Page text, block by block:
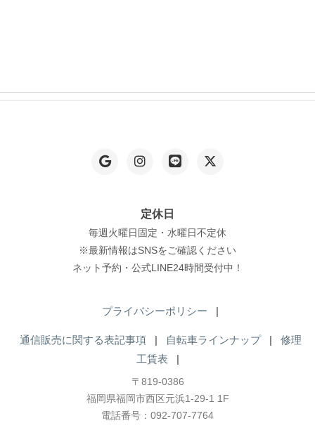
定休日
毎週火曜日固定・水曜日不定休
※最新情報はSNSをご確認ください
ネット予約・公式LINE24時間受付中！
プライバシーポリシー |
通信販売に関する表記事項 | 自転車ラインナップ |
修理
工賃表
|
〒819-0386
福岡県福岡市西区元浜1-29-1 1F
電話番号：092-707-7764